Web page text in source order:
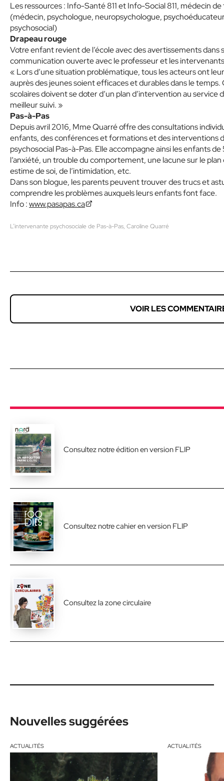
Les ressources : Info-Santé 811 et Info-Social 811, médecin
(médecin, psychologue, neuropsychologue,
psychosocial)
Drapeau rouge
Votre enfant revient de l’école avec des avertissements dans
communication ouverte avec le professeur et les
« Lors d’une situation problématique, tous les acteurs ont
auprès des jeunes soient efficaces et durables dans le temps.
scolaires doivent se doter d’un plan d’intervention au service
meilleur suivi. »
Pas-à-Pas
Depuis avril 2016, Mme Quarré offre des consultations
enfants, des conférences et formations et des interventions
psychosocial Pas-à-Pas. Elle accompagne ainsi les enfants de
l’anxiété, un trouble du comportement, une lacune sur le
estime de soi, de l’intimidation, etc.
Dans son blogue, les parents peuvent trouver des trucs et
comprendre les problèmes auxquels leurs enfants font face.
Info :www.pasapas.ca
L’intervenante psychosociale de Pas-à-Pas, Caroline Quarré
VOIR LES
Consultez notre édition en version FLIP
Consultez notre cahier en version FLIP
Consultez la zone circulaire
Nouvelles suggérées
ACTUALITÉS ACTUALITÉS